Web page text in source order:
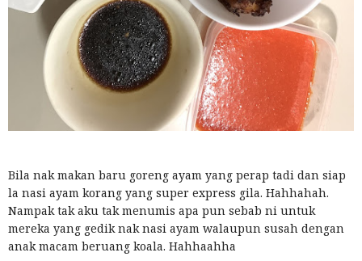
Bila nak makan baru goreng ayam yang perap tadi dan siap
la nasi ayam korang yang super express gila. Hahhahah.
Nampak tak aku tak menumis apa pun sebab ni untuk
mereka yang gedik nak nasi ayam walaupun susah dengan
anak macam beruang koala. Hahhaahha